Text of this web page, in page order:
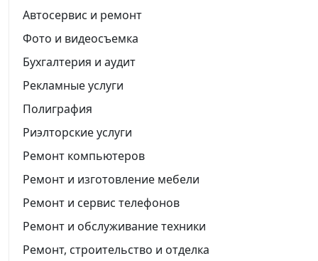
Автосервис и ремонт
Фото и видеосъемка
Бухгалтерия и аудит
Рекламные услуги
Полиграфия
Риэлторские услуги
Ремонт компьютеров
Ремонт и изготовление мебели
Ремонт и сервис телефонов
Ремонт и обслуживание техники
Ремонт, строительство и отделка